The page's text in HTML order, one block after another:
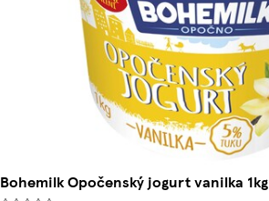
Bohemilk Opočenský jogurt vanilka 1kg